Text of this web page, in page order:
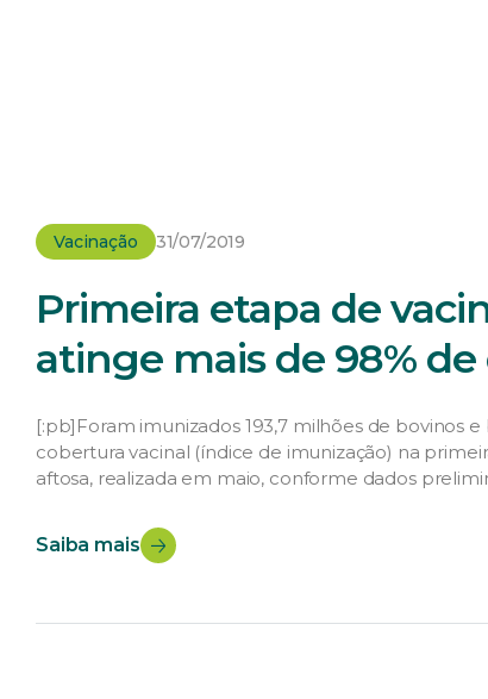
Vacinação 31/07/2019
Primeira etapa de
atinge mais de 98%
[:pb]Foram imunizados 193,7 milhões de bovinos
cobertura vacinal (índice de imunização) na
aftosa, realizada em maio, conforme dados
Saiba mais